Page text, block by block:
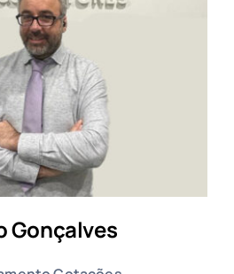
Gonçalves